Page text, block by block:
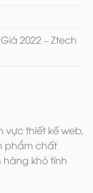
2022 – Ztech
vực thiết kế web,
phẩm chất
khó tính